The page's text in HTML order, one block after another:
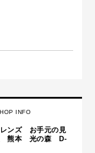
INFO
ンズ お手元の見
熊本 光の森 D-